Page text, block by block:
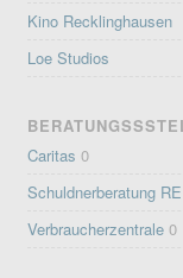
Kino Recklinghausen
Loe Studios
Caritas 0
Schuldnerberatung RE
Verbraucherzentrale 0